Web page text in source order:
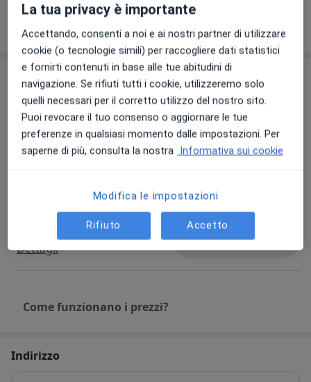
sull'esperienza
Prestazioni e prezzi
Visita cardiologica
Dettagli Prenota una visita
Visita cardiologica di controllo
Dettagli Prenota una visita
Come funzionano i prezzi?
Indirizzo
La tua privacy è importante
Accettando, consenti a noi e ai nostri partner di utilizzare
cookie (o tecnologie simili) per raccogliere dati statistici
e fornirti contenuti in base alle tue abitudini di
navigazione. Se rifiuti tutti i cookie, utilizzeremo solo
quelli necessari per il corretto utilizzo del nostro sito.
Puoi revocare il tuo consenso o aggiornare le tue
preferenze in qualsiasi momento dalle impostazioni. Per
saperne di più, consulta la nostra Informativa sui cookie
Modifica le impostazioni
Rifiuto Accetto